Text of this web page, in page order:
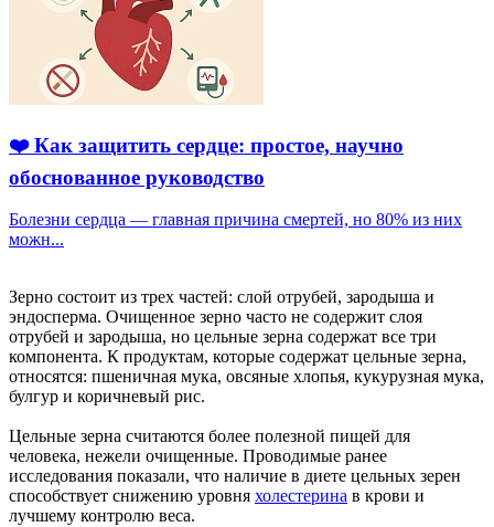
❤️ Как защитить сердце: простое, научно
обоснованное руководство
Болезни сердца — главная причина смертей, но 80% из них
можн...
Зерно состоит из трех частей: слой отрубей, зародыша и
эндосперма. Очищенное зерно часто не содержит слоя
отрубей и зародыша, но цельные зерна содержат все три
компонента. К продуктам, которые содержат цельные зерна,
относятся: пшеничная мука, овсяные хлопья, кукурузная мука,
булгур и коричневый рис.
Цельные зерна считаются более полезной пищей для
человека, нежели очищенные. Проводимые ранее
исследования показали, что наличие в диете цельных зерен
способствует снижению уровня холестерина в крови и
лучшему контролю веса.